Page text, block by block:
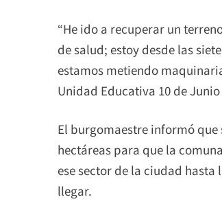
“He ido a recuperar un
de salud; estoy desde las
estamos metiendo
Unidad Educativa 10 de
El burgomaestre informó que
hectáreas para que la
ese sector de la ciudad hasta
llegar.